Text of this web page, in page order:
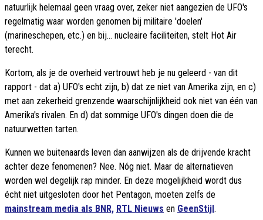
natuurlijk helemaal geen vraag over, zeker niet aangezien de UFO's
regelmatig waar worden genomen bij militaire 'doelen'
(marineschepen, etc.) en bij... nucleaire faciliteiten, stelt Hot Air
terecht.
Kortom, als je de overheid vertrouwt heb je nu geleerd - van dit
rapport - dat a) UFO's echt zijn, b) dat ze niet van Amerika zijn, en c)
met aan zekerheid grenzende waarschijnlijkheid ook niet van één van
Amerika's rivalen. En d) dat sommige UFO's dingen doen die de
natuurwetten tarten.
Kunnen we buitenaards leven dan aanwijzen als de drijvende kracht
achter deze fenomenen? Nee. Nóg niet. Maar de alternatieven
worden wel degelijk rap minder. En deze mogelijkheid wordt dus
écht niet uitgesloten door het Pentagon, moeten zelfs de
mainstream media als BNR, RTL Nieuws en GeenStijl .